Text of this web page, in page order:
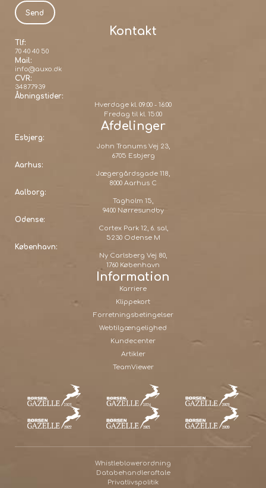
Kontakt
Tlf:
70 40 40 50
Mail:
info@auxo.dk
CVR:
34877939
Åbningstider:
Hverdage kl. 09:00 - 16:00
Fredag til kl. 15:00
Afdelinger
Esbjerg:
John Tranums Vej 23,
6705 Esbjerg
Aarhus:
Jægergårdsgade 118,
8000 Aarhus C
Aalborg:
Tagholm 15,
9400 Nørresundby
Odense:
Cortex Park 12, 6. sal,
5230 Odense M
København:
Ny Carlsberg Vej 80,
1760 København
Information
Karriere
Klippekort
Forretningsbetingelser
Webtilgængelighed
Kundecenter
Artikler
TeamViewer
Whistleblowerordning
Databehandleraftale
Privatlivspolitik